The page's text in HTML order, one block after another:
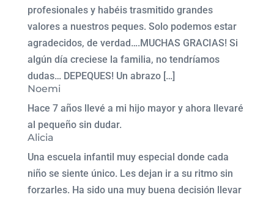
profesionales y habéis trasmitido grandes
valores a nuestros peques. Solo podemos estar
agradecidos, de verdad….MUCHAS GRACIAS! Si
algún día creciese la familia, no tendríamos
dudas… DEPEQUES! Un abrazo […]
Noemi
Hace 7 años llevé a mi hijo mayor y ahora llevaré
al pequeño sin dudar.
Alicia
Una escuela infantil muy especial donde cada
niño se siente único. Les dejan ir a su ritmo sin
forzarles. Ha sido una muy buena decisión llevar